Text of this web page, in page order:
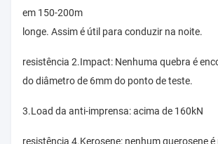
em 150-200m
longe. Assim é útil para conduzir na noite.
resistência 2.Impact: Nenhuma quebra é
do diâmetro de 6mm do ponto de teste.
3.Load da anti-imprensa: acima de 160kN
resistência 4.Kerosene: nenhum querosene